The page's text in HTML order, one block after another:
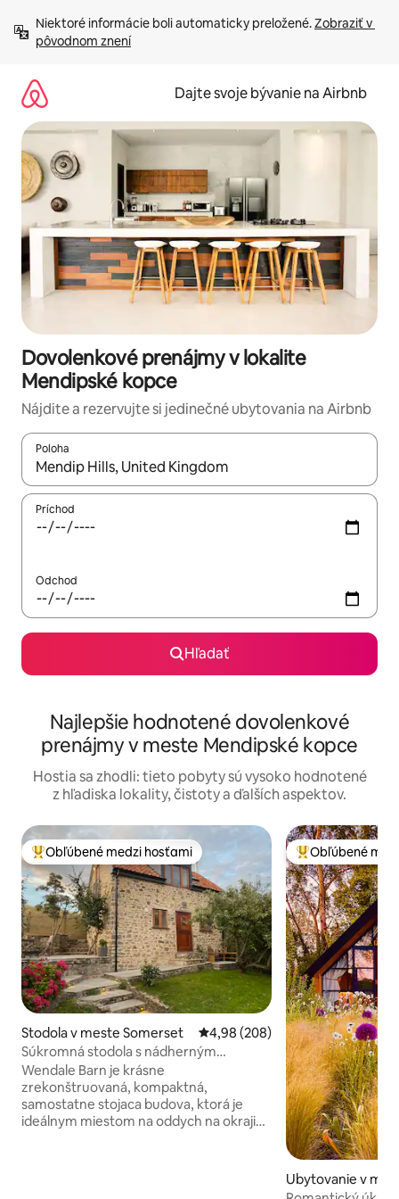
obsah.
Niektoré informácie boli automaticky preložené. Zobraziť v
pôvodnom znení
Dajte svoje bývanie na Airbnb
Dovolenkové prenájmy v lokalite
Mendipské kopce
Nájdite a rezervujte si jedinečné ubytovania na Airbnb
Poloha
Keď budú výsledky k dispozícii, môžete si ich prechádzať
Príchod
Odchod
Hľadať
Najlepšie hodnotené dovolenkové
prenájmy v meste Mendipské kopce
Hostia sa zhodli: tieto pobyty sú vysoko hodnotené
z hľadiska lokality, čistoty a ďalších aspektov.
Najobľúbenejšie medzi hosťami
Obľúbené medzi hosťami
Stodola v meste Somerset Priemerné ohodnotenie 4,98 z
4,98 (208)
Súkromná stodola s nádherným
výhľadom.
Wendale Barn je krásne
zrekonštruovaná, kompaktná,
samostatne stojaca budova, ktorá je
ideálnym miestom na oddych na okraji
Najobľúbenejšie
Obľúbené
Ubytovanie v